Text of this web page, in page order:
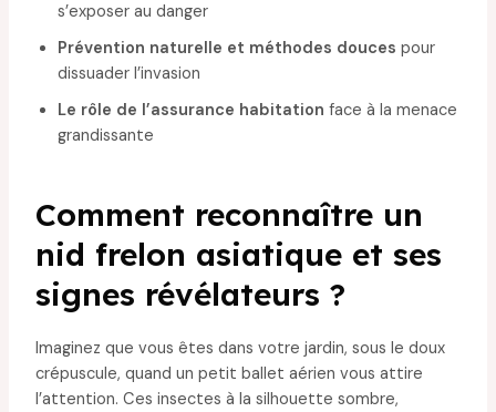
s’exposer au danger
Prévention naturelle et méthodes douces pour
dissuader l’invasion
Le rôle de l’assurance habitation face à la menace
grandissante
Comment reconnaître un
nid frelon asiatique et ses
signes révélateurs ?
Imaginez que vous êtes dans votre jardin, sous le doux
crépuscule, quand un petit ballet aérien vous attire
l’attention. Ces insectes à la silhouette sombre,